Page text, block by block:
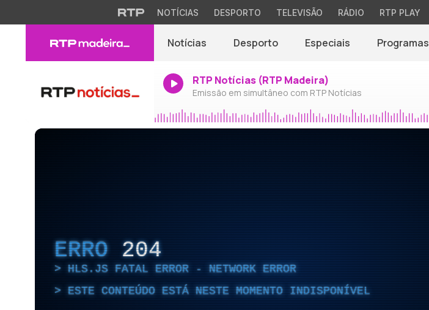
NOTÍCIAS DESPORTO TELEVISÃO RÁDIO RTP PLAY
Notícias Desporto Especiais Programas
RTP Notícias (RTP Madeira)
Emissão em simultâneo com RTP Notícias
ERRO 204
HLS.JS FATAL ERROR - NETWORK ERROR
ESTE CONTEÚDO ESTÁ NESTE MOMENTO INDISPONÍVEL